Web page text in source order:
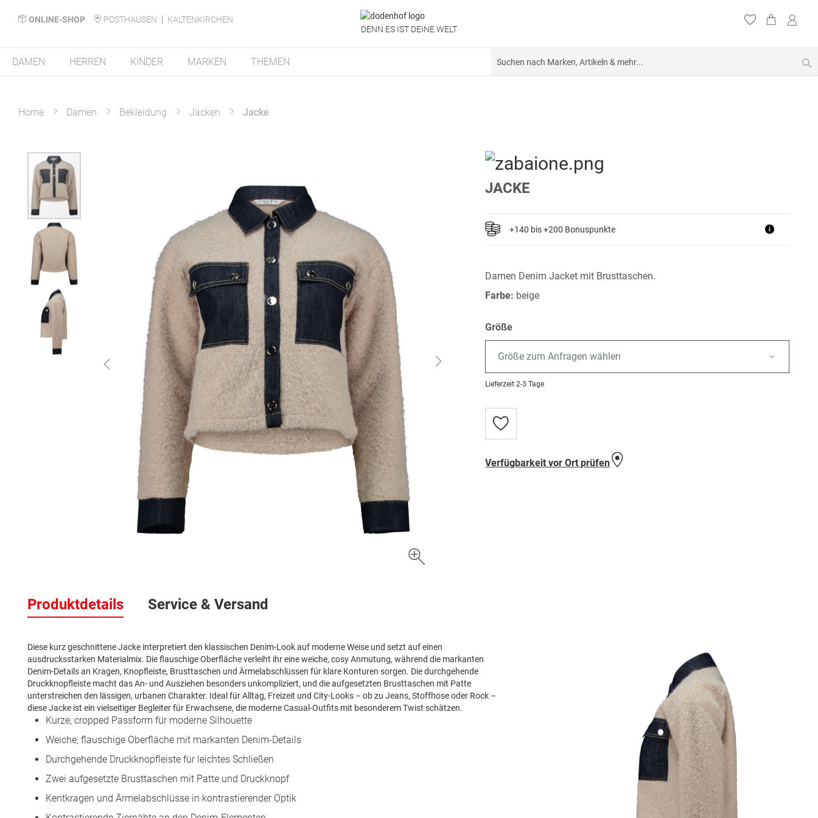
ONLINE-SHOP POSTHAUSEN
KALTENKIRCHEN
DENN ES IST DEINE WELT
DAMEN HERREN KINDER MARKEN THEMEN
Home Damen Bekleidung Jacken Jacke
Zum
Ende
der
Bildergalerie
springen
der
Bildergalerie
JACKE
+140 bis +200 Bonuspunkte i
Damen Denim Jacket mit Brusttaschen.
Farbe: beige
Größe
Größe zum Anfragen wählen
Lieferzeit 2-3 Tage
Zur
Wunschliste
Verfügbarkeit vor Ort prüfen
Produktdetails
Diese kurz geschnittene Jacke interpretiert den klassischen Denim-Look auf moderne Weise und setzt auf einen
ausdrucksstarken Materialmix. Die flauschige Oberfläche verleiht ihr eine weiche, cosy Anmutung, während die markanten
Denim-Details an Kragen, Knopfleiste, Brusttaschen und Ärmelabschlüssen für klare Konturen sorgen. Die durchgehende
Druckknopfleiste macht das An- und Ausziehen besonders unkompliziert, und die aufgesetzten Brusttaschen mit Patte
unterstreichen den lässigen, urbanen Charakter. Ideal für Alltag, Freizeit und City-Looks – ob zu Jeans, Stoffhose oder Rock –
diese Jacke ist ein vielseitiger Begleiter für Erwachsene, die moderne Casual-Outfits mit besonderem Twist schätzen.
Kurze, cropped Passform für moderne Silhouette
Weiche, flauschige Oberfläche mit markanten Denim-Details
Durchgehende Druckknopfleiste für leichtes Schließen
Zwei aufgesetzte Brusttaschen mit Patte und Druckknopf
Kentkragen und Ärmelabschlüsse in kontrastierender Optik
Service & Versand